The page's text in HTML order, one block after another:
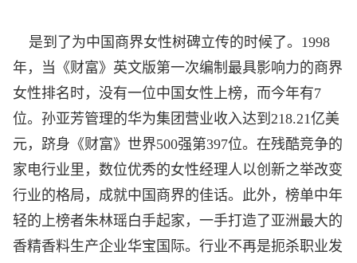
是到了为中国商界女性树碑立传的时候了。1998
年，当《财富》英文版第一次编制最具影响力的商界
女性排名时，没有一位中国女性上榜，而今年有7
位。孙亚芳管理的华为集团营业收入达到218.21亿美
元，跻身《财富》世界500强第397位。在残酷竞争的
家电行业里，数位优秀的女性经理人以创新之举改变
行业的格局，成就中国商界的佳话。此外，榜单中年
轻的上榜者朱林瑶白手起家，一手打造了亚洲最大的
香精香料生产企业华宝国际。行业不再是扼杀职业发